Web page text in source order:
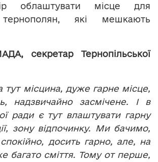
облаштувати місце для
тернополян, які мешкають
секретар Тернопільської
тут місцина, дуже гарне місце,
надзвичайно засмічене. І в
ради є тут влаштувати гарну
зону відпочинку. Ми бачимо,
досить гарно, але, на
багато сміття. Тому от перше,